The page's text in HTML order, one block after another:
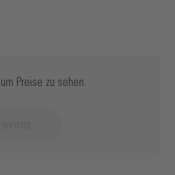
, um Preise zu sehen.